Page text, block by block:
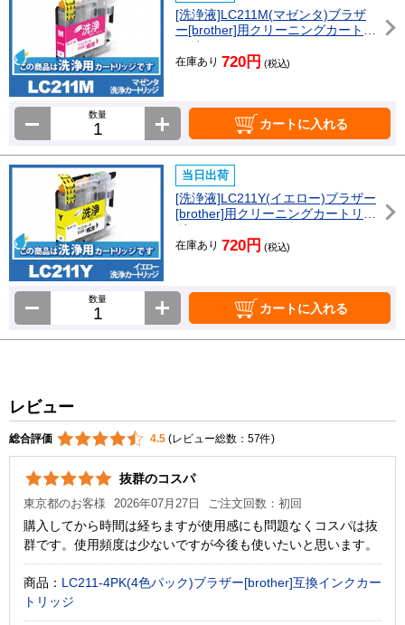
[洗浄液]LC211M(マゼンタ)ブラザ
ー[brother]用クリーニングカートリ
ッジ
在庫あり 720円 (税込)
数量
カートに入れる
当日出荷
[洗浄液]LC211Y(イエロー)ブラザー
[brother]用クリーニングカートリッ
ジ
在庫あり 720円 (税込)
数量
カートに入れる
レビュー
総合評価 4.5 (レビュー総数：57件)
抜群のコスパ
東京都のお客様 2026年07月27日 ご注文回数：初回
購入してから時間は経ちますが使用感にも問題なくコスパは抜
群です。使用頻度は少ないですが今後も使いたいと思います。
商品： LC211-4PK(4色パック)ブラザー[brother]互換インクカー
トリッジ